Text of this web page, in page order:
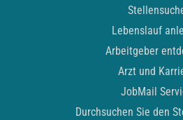
Lebenslauf
Arbeitgeber
Arzt und
JobMail
Durchsuchen Sie den